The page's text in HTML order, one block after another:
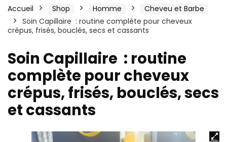
Accueil Shop Homme
Cheveu et Barbe
Soin Capillaire : routine complète pour cheveux
crépus, frisés, bouclés, secs et cassants
Soin Capillaire : routine
complète pour cheveux
crépus, frisés, bouclés, secs
et cassants